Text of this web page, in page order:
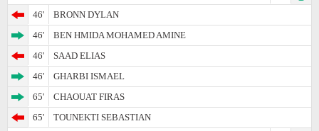
46'
BRONN DYLAN
46'
BEN HMIDA MOHAMED AMINE
46'
SAAD ELIAS
46'
GHARBI ISMAEL
65'
CHAOUAT FIRAS
65'
TOUNEKTI SEBASTIAN